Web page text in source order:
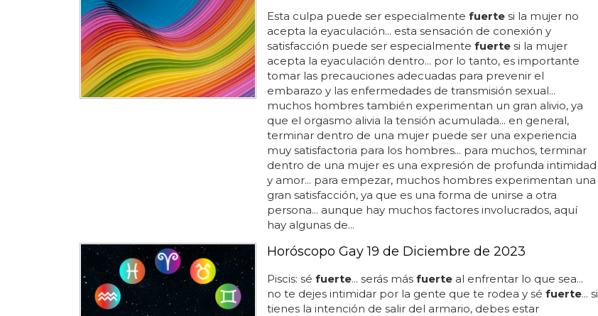
Esta culpa puede ser especialmente fuertesi la mujer no
acepta la eyaculación... esta sensación de conexión y
satisfacción puede ser especialmente fuertesi la mujer
acepta la eyaculación dentro... por lo tanto, es importante
tomar las precauciones adecuadas para prevenir el
embarazo y las enfermedades de transmisión sexual...
muchos hombres también experimentan un gran alivio, ya
que el orgasmo alivia la tensión acumulada... en general,
terminar dentro de una mujer puede ser una experiencia
muy satisfactoria para los hombres... para muchos, terminar
dentro de una mujer es una expresión de profunda intimidad
y amor... para empezar, muchos hombres experimentan una
gran satisfacción, ya que es una forma de unirse a otra
persona... aunque hay muchos factores involucrados, aquí
hay algunas de...
Horóscopo Gay 19 de Diciembre de 2023
Piscis: sé fuerte... serás más fuerteal enfrentar lo que sea...
no te dejes intimidar por la gente que te rodea y sé fuerte... si
tienes la intención de salir del armario, debes estar